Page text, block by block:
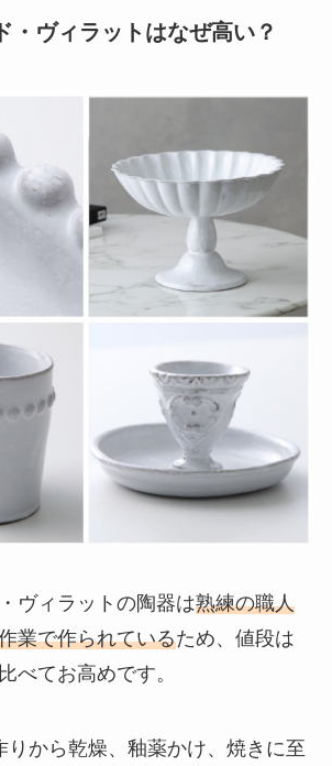
・ヴィラットはなぜ高い？
ヴィラットの陶器は熟練の職人
業で作られているため、値段は
べてお高めです。
りから乾燥、釉薬かけ、焼きに至